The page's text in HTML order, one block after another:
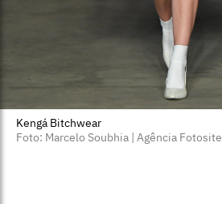
Kengá Bitchwear
Foto: Marcelo Soubhia | Agência Fotosite